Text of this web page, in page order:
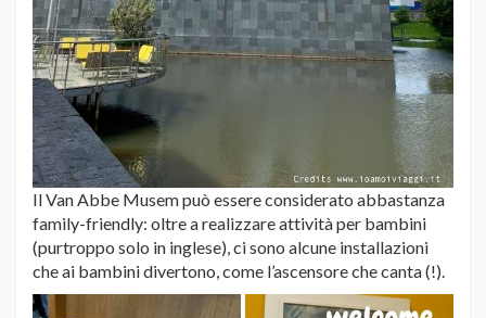
Il Van Abbe Musem può essere considerato abbastanza
family-friendly: oltre a realizzare attività per bambini
(purtroppo solo in inglese), ci sono alcune installazioni
che ai bambini divertono, come l’ascensore che canta (!).